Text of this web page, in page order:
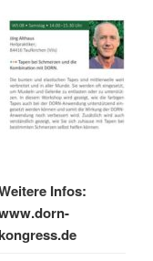
Infos: